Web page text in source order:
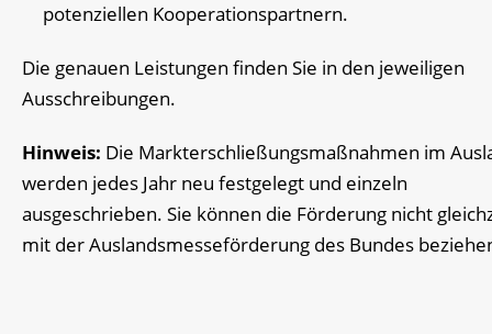
potenziellen Kooperationspartnern.
Die genauen Leistungen finden Sie in den jeweiligen
Ausschreibungen.
Hinweis: Die Markterschließungsmaßnahmen im
werden jedes Jahr neu festgelegt und einzeln
ausgeschrieben. Sie können die Förderung nicht
mit der Auslandsmesseförderung des Bundes